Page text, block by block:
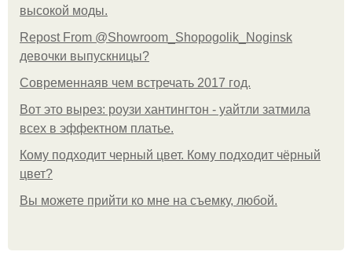
высокой моды.
Repost From @Showroom_Shopogolik_Noginsk
девочки выпускницы?
Современнаяв чем встречать 2017 год.
Вот это вырез: роузи хантингтон - уайтли затмила
всех в эффектном платьe.
Кому подходит черный цвет. Кому подходит чёрный
цвет?
Вы можете прийти ко мне на съемку, любой.